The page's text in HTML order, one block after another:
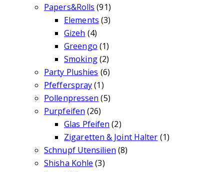
Papers&Rolls (91)
Elements (3)
Gizeh (4)
Greengo (1)
Smoking(2)
Party Plushies (6)
Pfefferspray(1)
Pollenpressen (5)
Purpfeifen (26)
Glas Pfeifen (2)
Zigaretten & Joint Halter (1)
Schnupf Utensilien (8)
Shisha Kohle (3)